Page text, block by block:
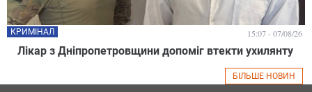
Лікар з Дніпропетровщини допоміг втекти ухилянту
КРИМІНАЛ 15:07 - 07/08/26
БІЛЬШЕ НОВИН